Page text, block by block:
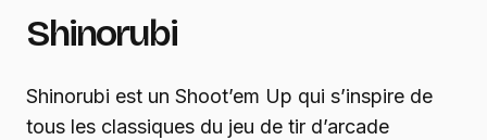
Shinorubi
Shinorubi est un Shoot’em Up qui s’inspire de
tous les classiques du jeu de tir d’arcade